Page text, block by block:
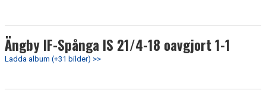
Ängby IF-Spånga IS 21/4-18 oavgjort 1-1
Ladda album (+31 bilder) >>